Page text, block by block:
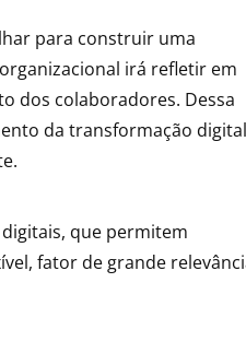
para construir uma
irá refletir em
dos colaboradores. Dessa
da transformação
que permitem
fator de grande